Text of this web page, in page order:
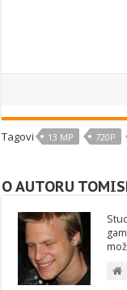
Tagovi 13 MP 720P
O AUTORU